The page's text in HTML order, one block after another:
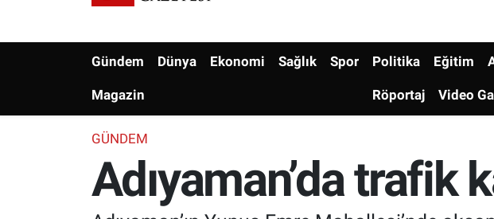
Gündem Dünya Ekonomi Sağlık Spor
Magazin
Politika Eğitim
Röportaj Video
GÜNDEM
Adıyaman’da trafik
Asayiş
Kültür & Sanat
Namaz Vakitleri
Tüm Manşetler
Son Dakika Haberleri